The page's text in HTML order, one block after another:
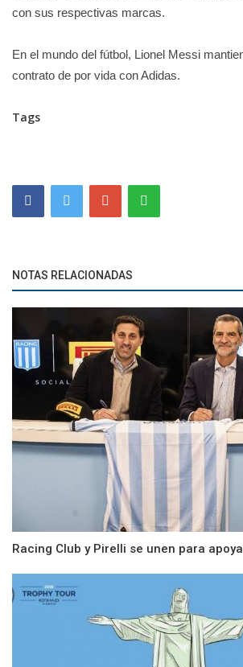
con sus respectivas marcas.
En el mundo del fútbol, Lionel Messi
contrato de por vida con Adidas.
Tags
NOTAS RELACIONADAS
Racing Club y Pirelli se unen para